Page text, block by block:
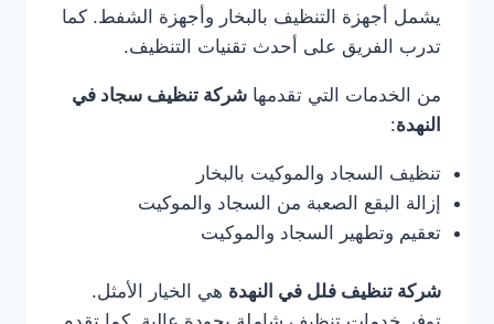
يشمل أجهزة التنظيف بالبخار وأجهزة الشفط. كما
تدرب الفريق على أحدث تقنيات التنظيف.
من الخدمات التي تقدمها شركة تنظيف سجاد في
النهدة:
تنظيف السجاد والموكيت بالبخار
إزالة البقع الصعبة من السجاد والموكيت
تعقيم وتطهير السجاد والموكيت
شركة تنظيف فلل في النهدة هي الخيار الأمثل.